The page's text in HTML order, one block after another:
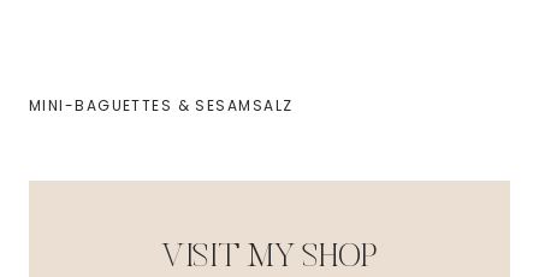
MINI-BAGUETTES & SESAMSALZ
VISIT MY SHOP